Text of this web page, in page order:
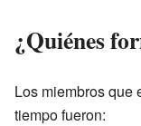
¿Quiénes
Los miembros que
tiempo fueron: